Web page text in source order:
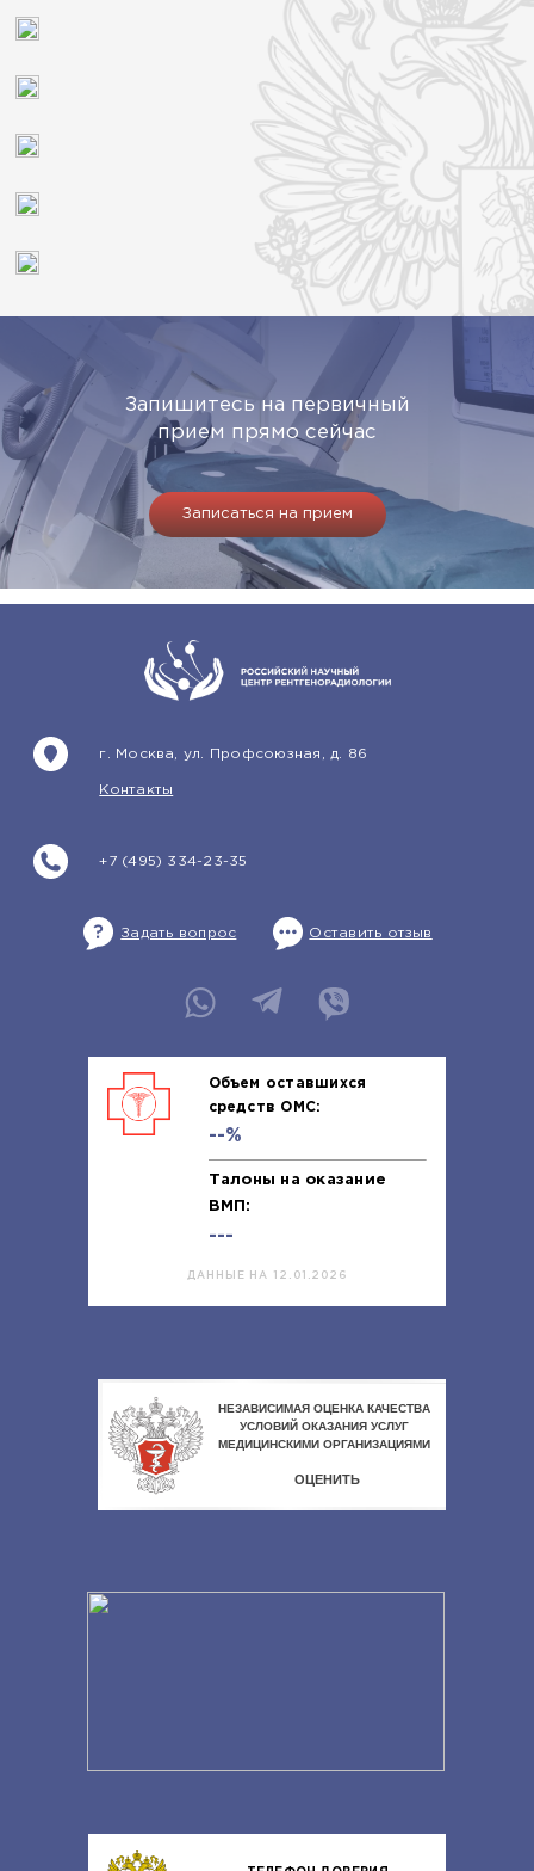
Запишитесь на первичный
прием прямо сейчас
Записаться на прием
+7 (495) 334-23-35
г. Москва, ул. Профсоюзная, д. 86
Контакты
Задать вопрос Оставить отзыв
Объем оставшихся
средств ОМС:
--%
Талоны на оказание
ВМП:
---
ДАННЫЕ НА 12.01.2026